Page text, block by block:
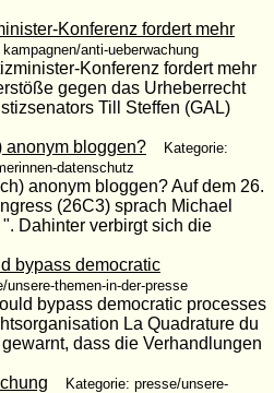
Konferenz fordert mehr
kampagnen/anti-ueberwachung
Konferenz fordert mehr
gegen das Urheberrecht
Till Steffen (GAL)
bloggen?
Kategorie:
datenschutz
anonym bloggen? Auf dem 26.
(26C3) sprach Michael
Dahinter verbirgt sich die
bypass democratic
unsere-themen-in-der-presse
bypass democratic processes
La Quadrature du
dass die Verhandlungen
Kategorie: presse/unsere-